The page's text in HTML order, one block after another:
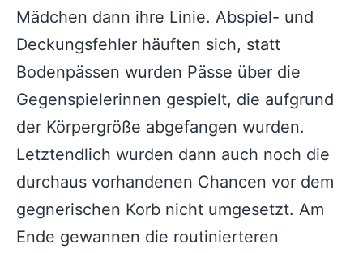
Mädchen dann ihre Linie. Abspiel- und
Deckungsfehler häuften sich, statt
Bodenpässen wurden Pässe über die
Gegenspielerinnen gespielt, die aufgrund
der Körpergröße abgefangen wurden.
Letztendlich wurden dann auch noch die
durchaus vorhandenen Chancen vor dem
gegnerischen Korb nicht umgesetzt. Am
Ende gewannen die routinierteren